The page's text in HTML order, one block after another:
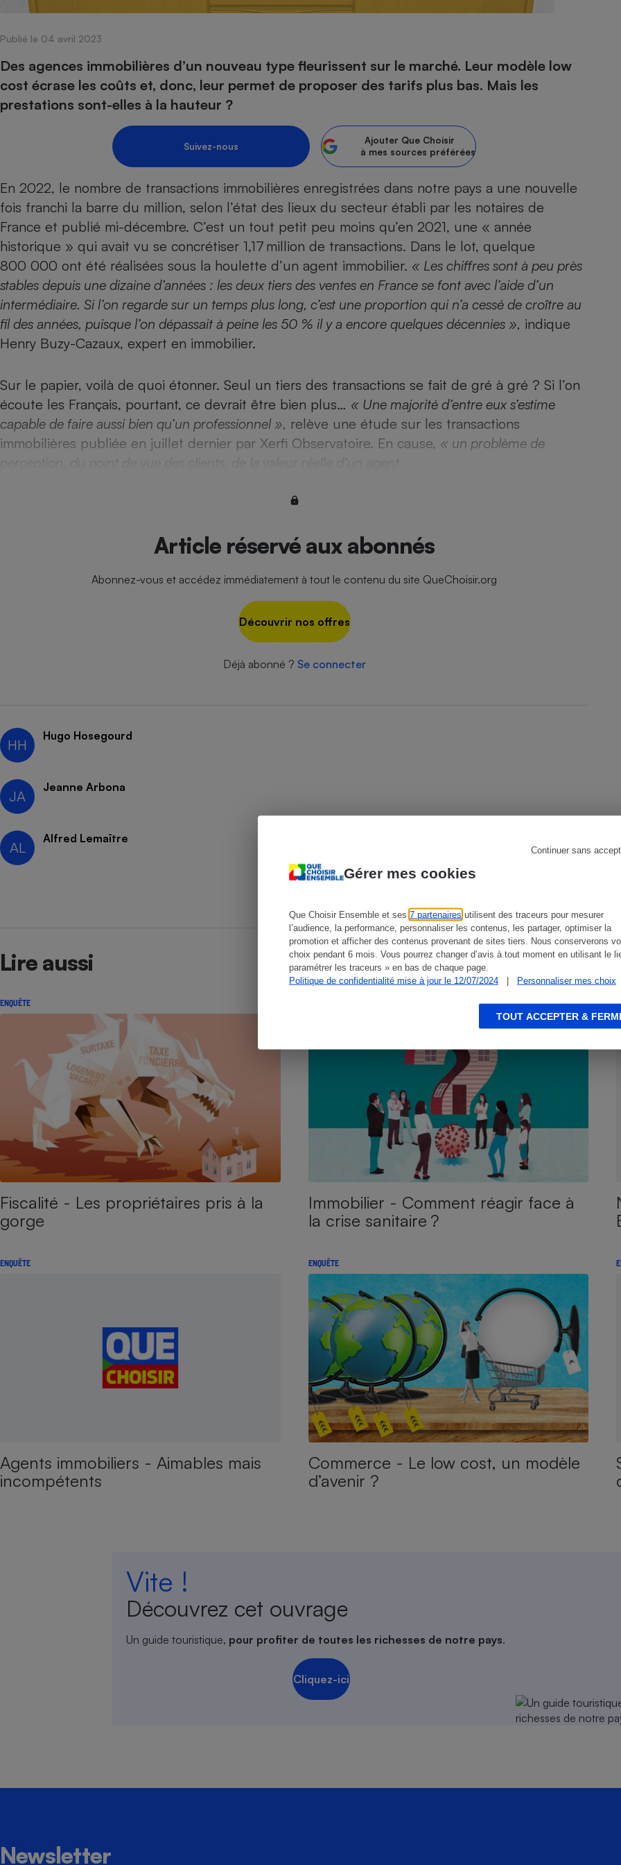
Gérer mes cookies
Que Choisir Ensemble et ses 7 partenaires utilisent des traceurs pour mesurer
l’audience, la performance, personnaliser les contenus, les partager, optimiser la
promotion et afficher des contenus provenant de sites tiers. Nous conserverons
choix pendant 6 mois. Vous pourrez changer d’avis à tout moment en utilisant le
paramétrer les traceurs » en bas de chaque page.
Politique de confidentialité mise à jour le 12/07/2024
| Personnaliser mes choix
Continuer sans
TOUT ACCEPTER &
Publié le 04 avril 2023
Des agences immobilières d’un nouveau type fleurissent sur le marché. Leur modèle low
cost écrase les coûts et, donc, leur permet de proposer des tarifs plus bas. Mais les
prestations sont-elles à la hauteur ?
Suivez-nous
Ajouter Que Choisir
à mes sources préférées
En 2022, le nombre de transactions immobilières enregistrées dans notre pays a une nouvelle
fois franchi la barre du million, selon l’état des lieux du secteur établi par les notaires de
France et publié mi-décembre. C’est un tout petit peu moins qu’en 2021, une « année
historique » qui avait vu se concrétiser 1,17 million de transactions. Dans le lot, quelque
800 000 ont été réalisées sous la houlette d’un agent immobilier. « Les chiffres sont à peu près
stables depuis une dizaine d’années : les deux tiers des ventes en France se font avec l’aide d’un
intermédiaire. Si l’on regarde sur un temps plus long, c’est une proportion qui n’a cessé de croître au
fil des années, puisque l’on dépassait à peine les 50 % il y a encore quelques décennies », indique
Henry Buzy-Cazaux, expert en immobilier.
Sur le papier, voilà de quoi étonner. Seul un tiers des transactions se fait de gré à gré ? Si l’on
écoute les Français, pourtant, ce devrait être bien plus… « Une majorité d’entre eux s’estime
capable de faire aussi bien qu’un professionnel », relève une étude sur les transactions
immobilières publiée en juillet dernier par Xerfi Observatoire. En cause, « un problème de
perception, du point de vue des clients, de la valeur réelle d’un agent
Article réservé aux abonnés
Abonnez-vous et accédez immédiatement à tout le contenu du site QueChoisir.org
Découvrir nos offres
Déjà abonné ? Se connecter
HH
Hugo Hosegourd
JA
Jeanne Arbona
AL
Alfred Lemaître
Lire aussi
ENQUÊTE
Fiscalité - Les propriétaires pris à la
gorge
Immobilier - Comment réagir face à
la crise sanitaire ?
ENQUÊTE
Agents immobiliers - Aimables mais
incompétents
ENQUÊTE
Commerce - Le low cost, un modèle
d’avenir ?
Vite !
Découvrez cet ouvrage
Un guide touristique, pour profiter de toutes les richesses de notre pays.
Cliquez-ici
Newsletter
Complément
alimentaire
Foie gras
Champagne - Comment choisir une
bouteille de champagne
Assurance emprunteur
Banque en ligne
Petit électroménager - Ustensile
Lave-linge Lave-vaisselle
Plaque de cuisson à
Four encastrable
Climatiseur -
Ventilateur
Aspirateur
Internet
Téléviseur Ordinateur portable
Radiateur électrique Électricité - Gaz
Climatiseur -
Mutuelle
Antimoustique Crème solaire